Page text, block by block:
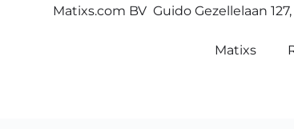
Matixs.com BV Guido Gezellelaan
Matixs